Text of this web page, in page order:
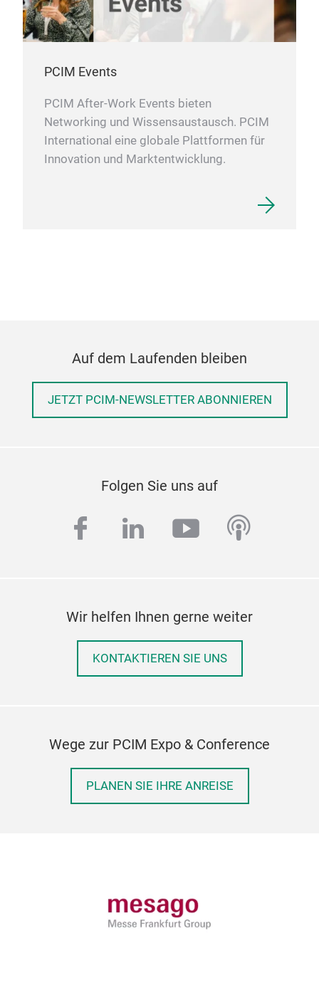
PCIM Events
PCIM After-Work Events bieten
Networking und Wissensaustausch. PCIM
International eine globale Plattformen für
Innovation und Marktentwicklung.
Auf dem Laufenden bleiben
JETZT PCIM-NEWSLETTER ABONNIEREN
Folgen Sie uns auf
facebook
linkedinyoutube
Wir helfen Ihnen gerne weiter
KONTAKTIEREN SIE UNS
Wege zur PCIM Expo & Conference
PLANEN SIE IHRE ANREISE